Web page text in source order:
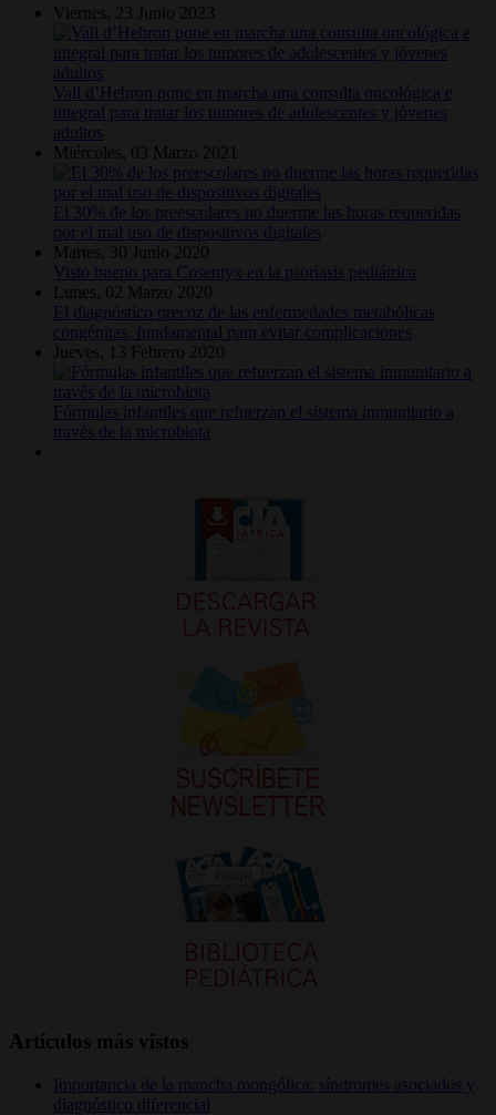
Viernes, 23 Junio 2023
Vall d’Hebron pone en marcha una consulta oncológica e
integral para tratar los tumores de adolescentes y jóvenes
adultos
Miércoles, 03 Marzo 2021
El 30% de los preescolares no duerme las horas requeridas
por el mal uso de dispositivos digitales
Martes, 30 Junio 2020
Visto bueno para Cosentyx en la psoriasis pediátrica
Lunes, 02 Marzo 2020
El diagnóstico precoz de las enfermedades metabólicas
congénitas, fundamental para evitar complicaciones
Jueves, 13 Febrero 2020
Fórmulas infantiles que refuerzan el sistema inmunitario a
través de la microbiota
Artículos más vistos
Importancia de la mancha mongólica: síndromes asociados y
diagnóstico diferencial